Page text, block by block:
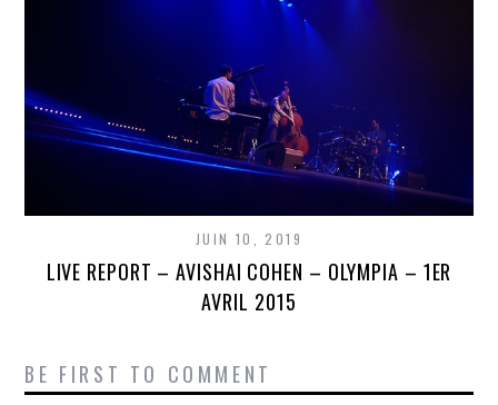
JUIN 10, 2019
LIVE REPORT – AVISHAI COHEN – OLYMPIA – 1ER
AVRIL 2015
BE FIRST TO COMMENT